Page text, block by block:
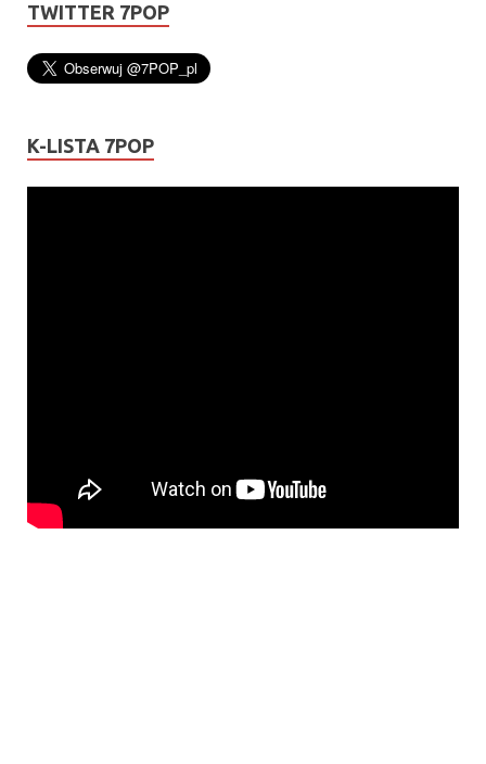
TWITTER 7POP
K-LISTA 7POP